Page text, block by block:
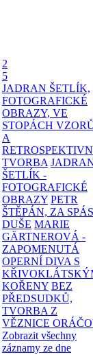
2
5
JADRAN ŠETLÍK,
FOTOGRAFICKÉ
OBRAZY, VE
STOPÁCH
A
TVORBA
ŠETLÍK -
FOTOGRAFICKÉ
OBRAZY PETR
ŠTĚPÁN, ZA
DUŠE MARIE
GÄRTNEROVÁ -
ZAPOMENUTÁ
OPERNÍ DIVA S
KOŘENY BEZ
PŘEDSUDKŮ,
TVORBA Z
VĚZNICE
Zobrazit všechny
záznamy ze dne